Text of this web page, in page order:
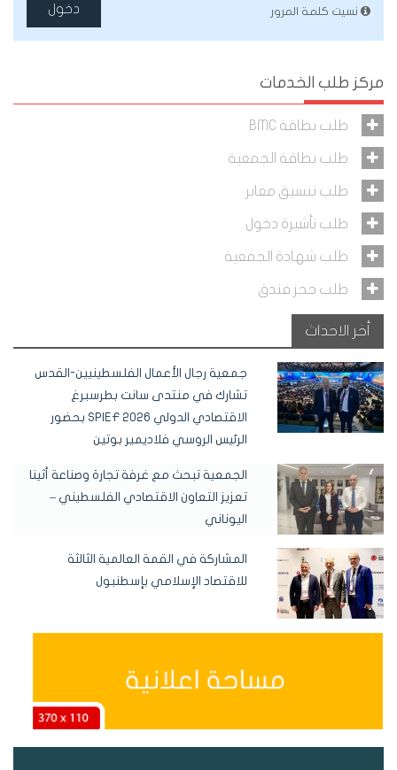
نسيت كلمة المرور دخول
مركز طلب الخدمات
طلب بطاقة BMC
طلب بطاقة الجمعية
طلب تنسيق معابر
طلب تأشيرة دخول
طلب شهادة الجمعية
طلب حجز فندق
أخر الاحداث
جمعية رجال الأعمال الفلسطينيين-القدس
تشارك في منتدى سانت بطرسبرغ
الاقتصادي الدولي SPIEF 2026 بحضور
الرئيس الروسي فلاديمير بوتين
الجمعية تبحث مع غرفة تجارة وصناعة أثينا
تعزيز التعاون الاقتصادي الفلسطيني –
اليوناني
المشاركة في القمة العالمية الثالثة
للاقتصاد الإسلامي بإسطنبول